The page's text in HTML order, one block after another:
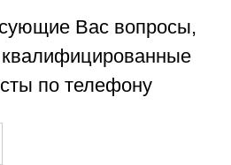
Вас вопросы,
по телефону